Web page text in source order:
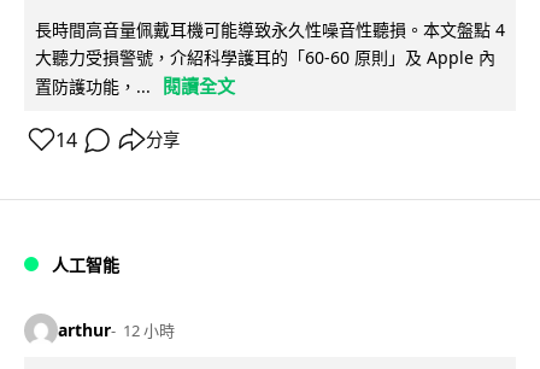
長時間高音量佩戴耳機可能導致永久性噪音性聽損。本文盤點 4
大聽力受損警號，介紹科學護耳的「60-60 原則」及 Apple 內
置防護功能，...
閱讀全文
14 分享
人工智能
arthur 12 小時